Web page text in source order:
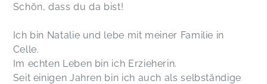
Schön, dass du da bist!
Ich bin Natalie und lebe mit meiner Familie in
Celle.
Im echten Leben bin ich Erzieherin.
Seit einigen Jahren bin ich auch als selbständige